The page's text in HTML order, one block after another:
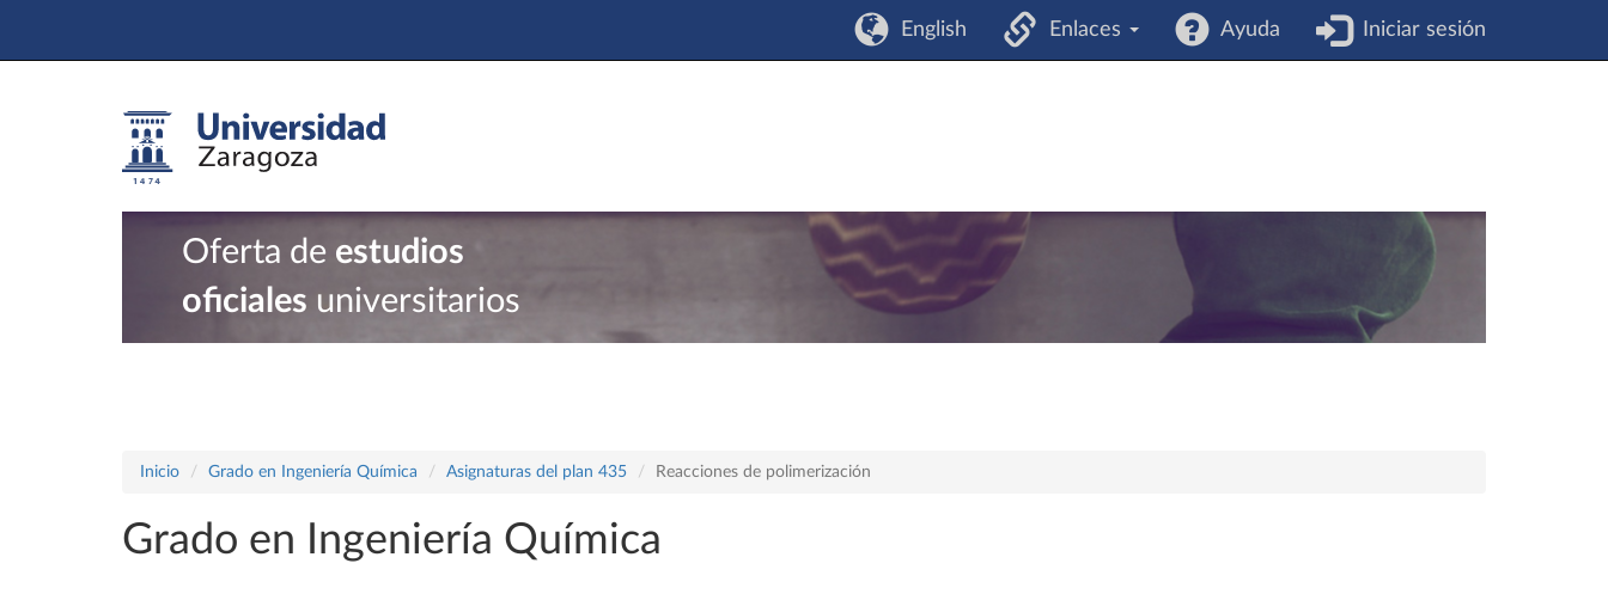
English Enlaces Ayuda Iniciar sesión
Oferta de estudios
oficiales universitarios
Inicio Grado en Ingeniería Química Asignaturas del plan 435 Reacciones de polimerización
Grado en Ingeniería Química